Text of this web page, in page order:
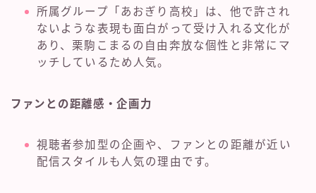
所属グループ「あおぎり高校」は、他で許され
ないような表現も面白がって受け入れる文化が
あり、栗駒こまるの自由奔放な個性と非常にマ
ッチしているため人気。
ファンとの距離感・企画力
視聴者参加型の企画や、ファンとの距離が近い
配信スタイルも人気の理由です。